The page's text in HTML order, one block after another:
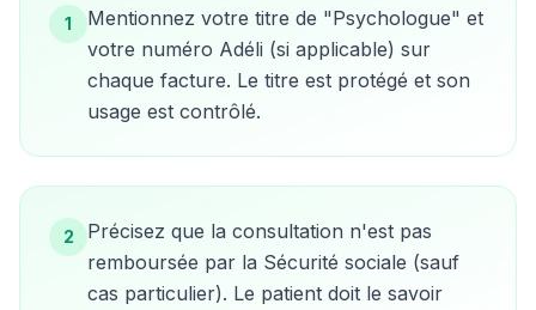
1
Mentionnez votre titre de "Psychologue" et
votre numéro Adéli (si applicable) sur
chaque facture. Le titre est protégé et son
usage est contrôlé.
2
Précisez que la consultation n'est pas
remboursée par la Sécurité sociale (sauf
cas particulier). Le patient doit le savoir